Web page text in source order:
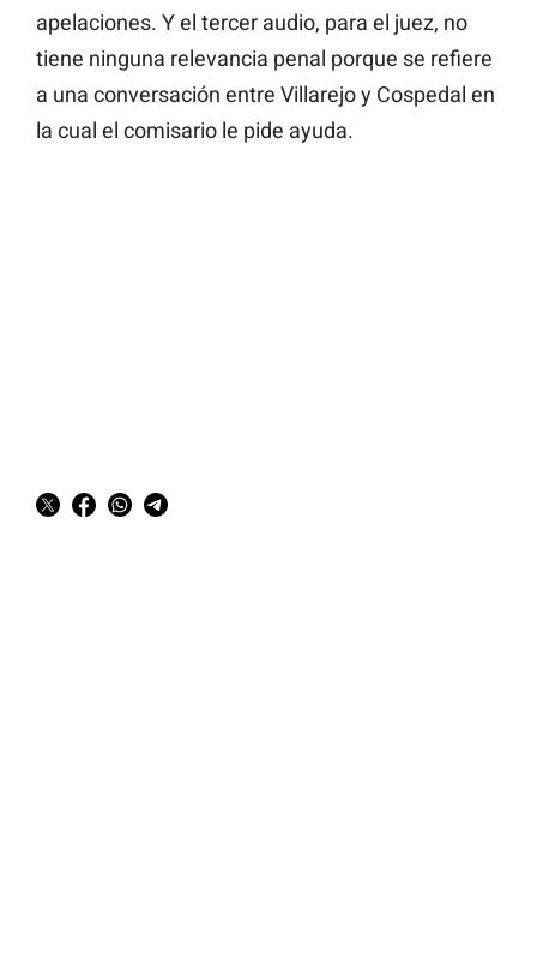
apelaciones. Y el tercer audio, para el juez, no
tiene ninguna relevancia penal porque se refiere
a una conversación entre Villarejo y Cospedal en
la cual el comisario le pide ayuda.